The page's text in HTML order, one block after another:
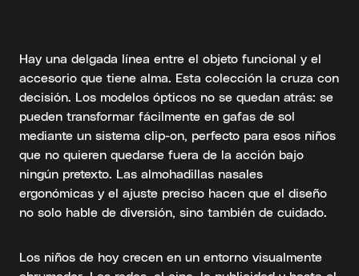
Hay una delgada línea entre el objeto funcional y el
accesorio que tiene alma. Esta colección la cruza con
decisión. Los modelos ópticos no se quedan atrás: se
pueden transformar fácilmente en gafas de sol
mediante un sistema clip-on, perfecto para esos niños
que no quieren quedarse fuera de la acción bajo
ningún pretexto. Las almohadillas nasales
ergonómicas y el ajuste preciso hacen que el diseño
no solo hable de diversión, sino también de cuidado.
Los niños de hoy crecen en un entorno visualmente